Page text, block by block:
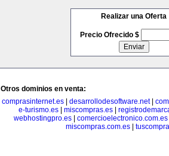
Realizar una Oferta
Precio Ofrecido $
Otros dominios en venta:
comprasinternet.es
desarrollodesoftware.net|
e-turismo.es
miscompras.es
webhostingpro.es| comercioelectronico.com.es
miscompras.com.es